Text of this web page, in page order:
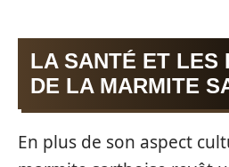
LA SANTÉ ET LES
DE LA MARMITE
En plus de son aspect